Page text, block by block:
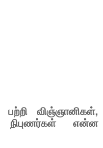
பற்றி விஞ்ஞானிகள்,
நிபுணர்கள்
என்ன